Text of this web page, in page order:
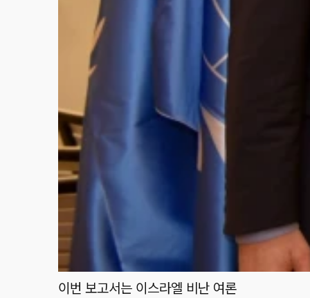
이번 보고서는 이스라엘 비난 여론